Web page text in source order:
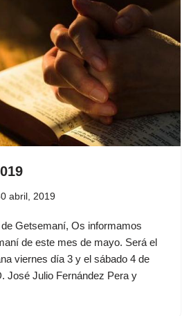
abril, 2019
Getsemaní, Os informamos
de este mes de mayo. Será el
viernes día 3 y el sábado 4 de
José Julio Fernández Pera y